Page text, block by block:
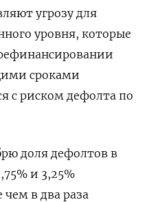
угрозу для
уровня, которые
сроками
с риском дефолта по
доля дефолтов в
и 3,25%
чем в два раза